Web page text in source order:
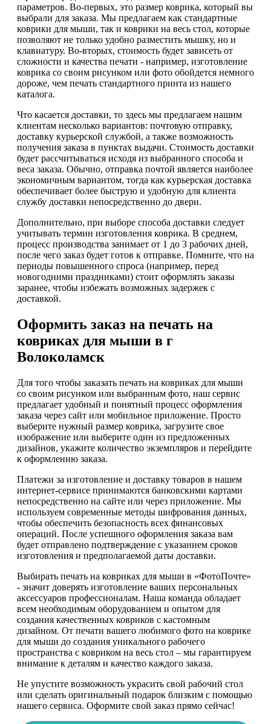
параметров. Во-первых, это размер коврика, который вы
выбрали для заказа. Мы предлагаем как стандартные
коврики для мыши, так и коврики на весь стол, которые
позволяют не только удобно разместить мышку, но и
клавиатуру. Во-вторых, стоимость будет зависеть от
сложности и качества печати - например, изготовление
коврика со своим рисунком или фото обойдется немного
дороже, чем печать стандартного принта из нашего
каталога.
Что касается доставки, то здесь мы предлагаем нашим
клиентам несколько вариантов: почтовую отправку,
доставку курьерской службой, а также возможность
получения заказа в пунктах выдачи. Стоимость доставки
будет рассчитываться исходя из выбранного способа и
веса заказа. Обычно, отправка почтой является наиболее
экономичным вариантом, тогда как курьерская доставка
обеспечивает более быструю и удобную для клиента
службу доставки непосредственно до двери.
Дополнительно, при выборе способа доставки следует
учитывать термин изготовления коврика. В среднем,
процесс производства занимает от 1 до 3 рабочих дней,
после чего заказ будет готов к отправке. Помните, что на
периоды повышенного спроса (например, перед
новогодними праздниками) стоит оформлять заказы
заранее, чтобы избежать возможных задержек с
доставкой.
Оформить заказ на печать на
ковриках для мыши в г
Волоколамск
Для того чтобы заказать печать на ковриках для мыши
со своим рисунком или выбранным фото, наш сервис
предлагает удобный и понятный процесс оформления
заказа через сайт или мобильное приложение. Просто
выберите нужный размер коврика, загрузите свое
изображение или выберите один из предложенных
дизайнов, укажите количество экземпляров и перейдите
к оформлению заказа.
Платежи за изготовление и доставку товаров в нашем
интернет-сервисе принимаются банковскими картами
непосредственно на сайте или через приложение. Мы
используем современные методы шифрования данных,
чтобы обеспечить безопасность всех финансовых
операций. После успешного оформления заказа вам
будет отправлено подтверждение с указанием сроков
изготовления и предполагаемой даты доставки.
Выбирать печать на ковриках для мыши в «ФотоПочте»
- значит доверять изготовление ваших персональных
аксессуаров профессионалам. Наша команда обладает
всем необходимым оборудованием и опытом для
создания качественных ковриков с кастомным
дизайном. От печати вашего любимого фото на коврике
для мыши до создания уникального рабочего
пространства с ковриком на весь стол – мы гарантируем
внимание к деталям и качество каждого заказа.
Не упустите возможность украсить свой рабочий стол
или сделать оригинальный подарок близким с помощью
нашего сервиса. Оформите свой заказ прямо сейчас!